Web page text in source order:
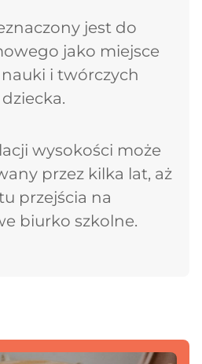
jest do
jako miejsce
i twórczych
wysokości może
przez kilka lat, aż
przejścia na
biurko szkolne.